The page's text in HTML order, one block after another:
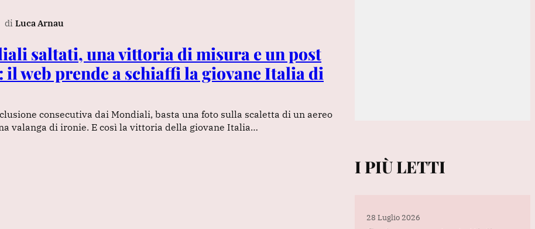
di Luca Arnau
saltati, una vittoria di misura e un post
il web prende a schiaffi la giovane Italia di
consecutiva dai Mondiali, basta una foto sulla scaletta di un aereo
valanga di ironie. E così la vittoria della giovane Italia…
I PIÙ LETTI
28 Luglio 2026